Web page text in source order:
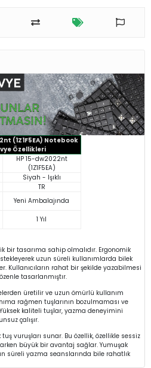
(1Z1F5EA) Notebook
Özellikleri
HP 15-dw2022nt
(1Z1F5EA)
Siyah - Işıklı
TR
Yeni Ambalajında
1 Yıl
bir tasarıma sahip olmalıdır. Ergonomik
uzun süreli kullanımlarda bilek
Kullanıcıların rahat bir şekilde yazabilmesi
tasarlanmıştır.
üretilir ve uzun ömürlü kullanım
rağmen tuşlarının bozulmaması ve
kaliteli tuşlar, yazma deneyimini
çalışır.
vuruşları sunar. Bu özellik, özellikle sessiz
büyük bir avantaj sağlar. Yumuşak
süreli yazma seanslarında bile rahatlık